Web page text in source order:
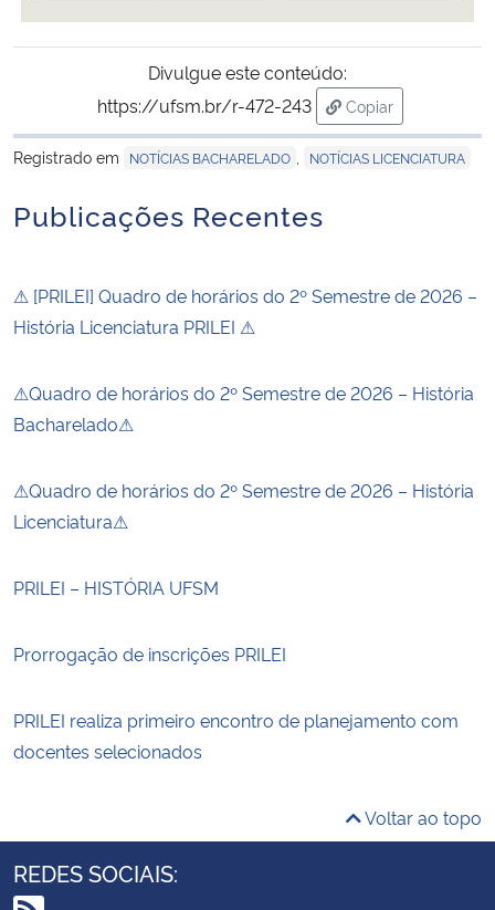
Divulgue este conteúdo:
https://ufsm.br/r-472-243
Copiar
para área de
Registrado em
NOTÍCIAS BACHARELADO NOTÍCIAS LICENCIATURA
Publicações Recentes
⚠ [PRILEI] Quadro de horários do 2º Semestre de 2026 –
História Licenciatura PRILEI ⚠
⚠Quadro de horários do 2º Semestre de 2026 – História
Bacharelado⚠
⚠Quadro de horários do 2º Semestre de 2026 – História
Licenciatura⚠
PRILEI – HISTÓRIA UFSM
Prorrogação de inscrições PRILEI
PRILEI realiza primeiro encontro de planejamento com
docentes selecionados
Voltar ao topo
REDES SOCIAIS: